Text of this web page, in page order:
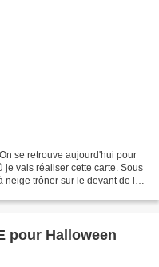
se retrouve aujourd'hui pour
vais réaliser cette carte. Sous
neige trôner sur le devant de la
pour Halloween